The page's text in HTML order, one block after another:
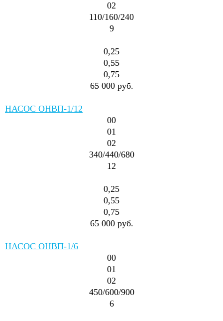
02
110/160/240
9
0,25
0,55
0,75
65 000 руб.
НАСОС ОНВП-1/12
00
01
02
340/440/680
12
0,25
0,55
0,75
65 000 руб.
НАСОС ОНВП-1/6
00
01
02
450/600/900
6